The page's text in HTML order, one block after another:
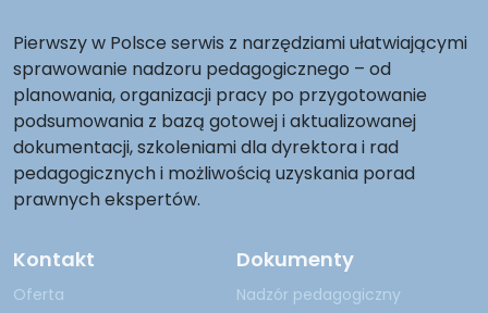
Pierwszy w Polsce serwis z narzędziami ułatwiającymi
sprawowanie nadzoru pedagogicznego – od
planowania, organizacji pracy po przygotowanie
podsumowania z bazą gotowej i aktualizowanej
dokumentacji, szkoleniami dla dyrektora i rad
pedagogicznych i możliwością uzyskania porad
prawnych ekspertów.
Kontakt
Oferta
Dokumenty
Nadzór pedagogiczny